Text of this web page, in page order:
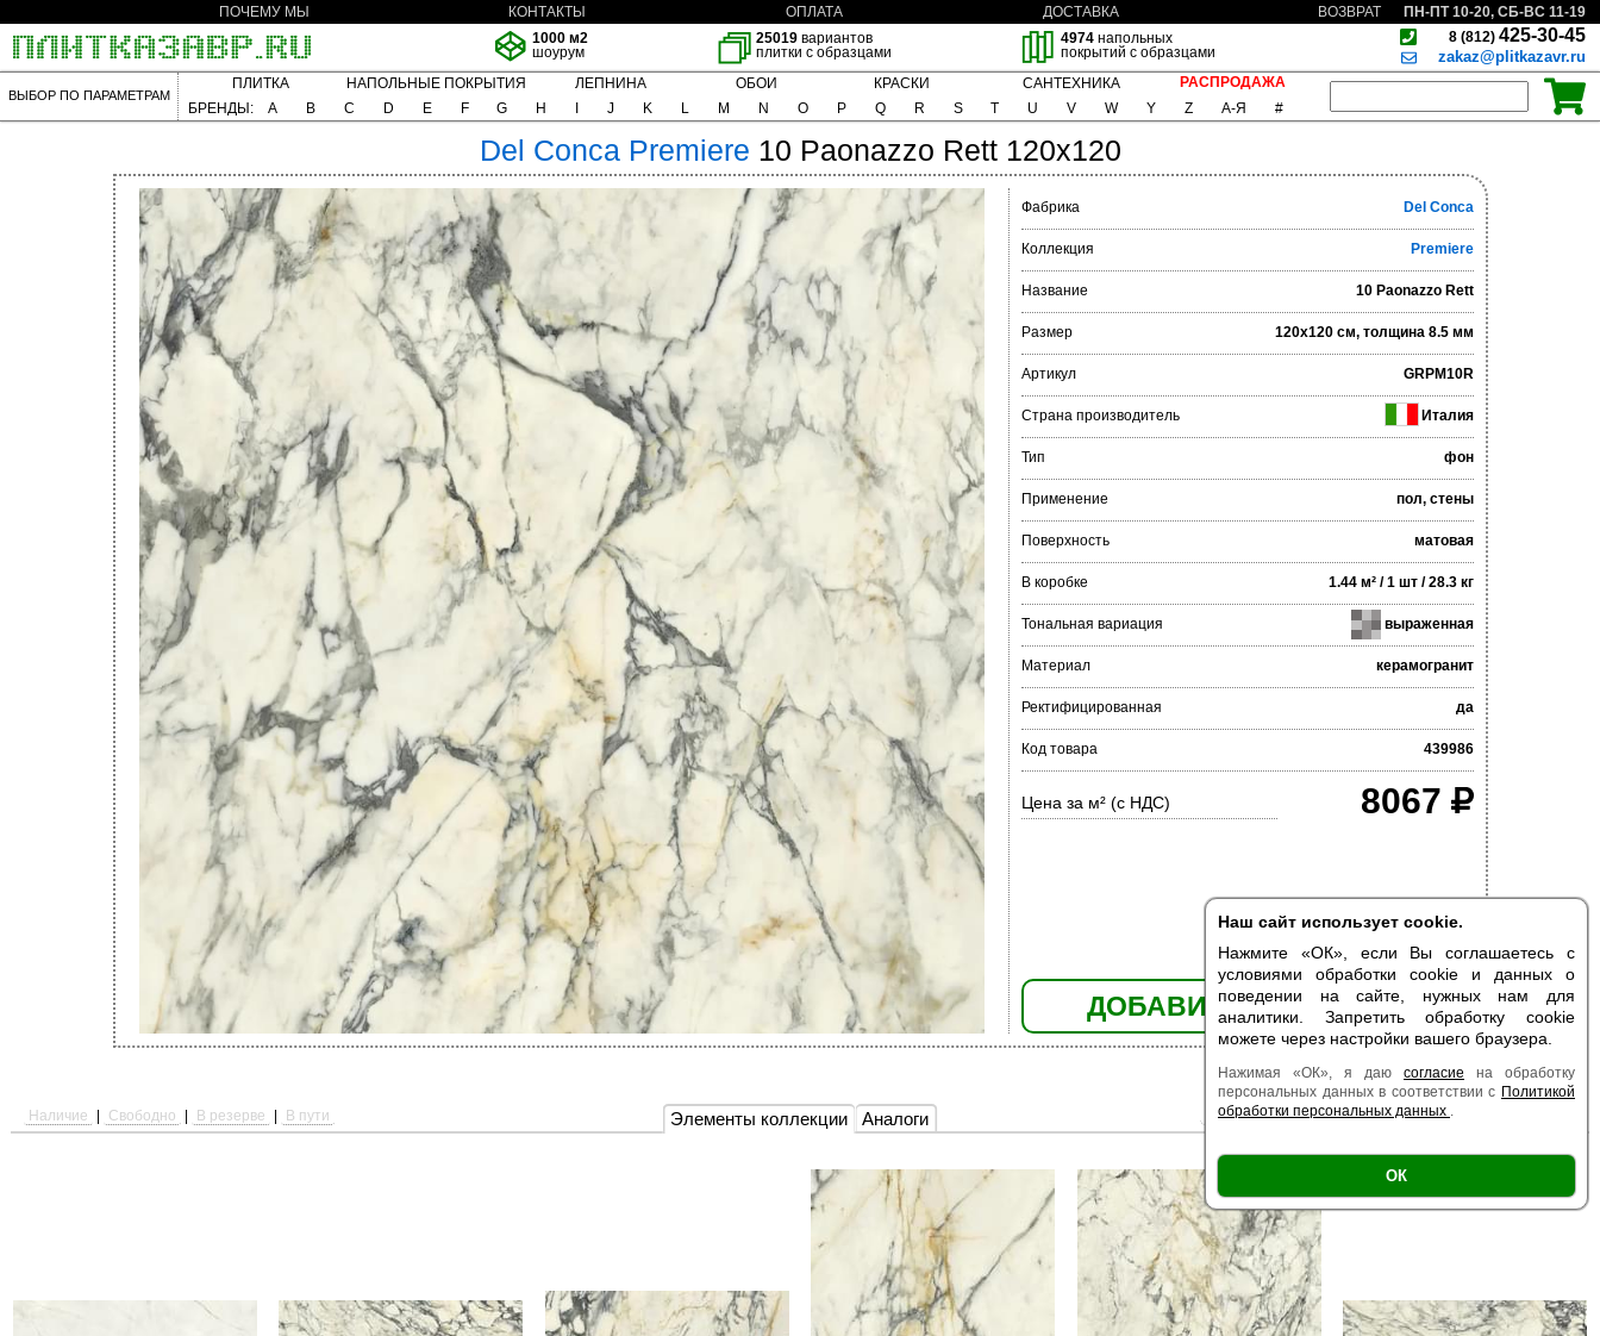
Наш сайт использует cookie.
Нажмите «ОК», если Вы соглашаетесь с
условиями обработки cookie и данных о
поведении на сайте, нужных нам для
аналитики. Запретить обработку cookie
можете через настройки вашего браузера.
Нажимая «ОК», я даю согласие на обработку
персональных данных в соответствии с Политикой
обработки персональных данных .
ОК
ПОЧЕМУ МЫ КОНТАКТЫ ОПЛАТА ДОСТАВКА ВОЗВРАТ
ПН-ПТ 10-20, СБ-ВС 11-19
1000 м2
шоурум
25019 вариантов
плитки с образцами
4974напольных
покрытий с образцами
8 (812) 425-30-45
zakaz@plitkazavr.ru
ВЫБОР ПО ПАРАМЕТРАМ
ПЛИТКА НАПОЛЬНЫЕ ПОКРЫТИЯ ЛЕПНИНА ОБОИ КРАСКИ САНТЕХНИКА
РАСПРОДАЖА
БРЕНДЫ:
A B C D E F G H J K L M N O P Q R S T U V W Y Z А-Я #
Del Conca Premiere 10 Paonazzo Rett 120x120
Фабрика Del Conca
Коллекция Premiere
Название 10 Paonazzo Rett
Размер 120x120 см, толщина 8.5 мм
Артикул GRPM10R
Страна производитель Италия
Тип фон
Применение пол, стены
Поверхность матовая
В коробке 1.44 м² / 1 шт / 28.3 кг
Тональная вариация выраженная
Материал керамогранит
Ректифицированная да
Код товара 439986
Цена за м² (с НДС) 8067
ДОБАВИТЬ В КОРЗИНУ
Элементы коллекции Аналоги
Наличие Свободно В резерве В пути Есть образец | Поверхность |